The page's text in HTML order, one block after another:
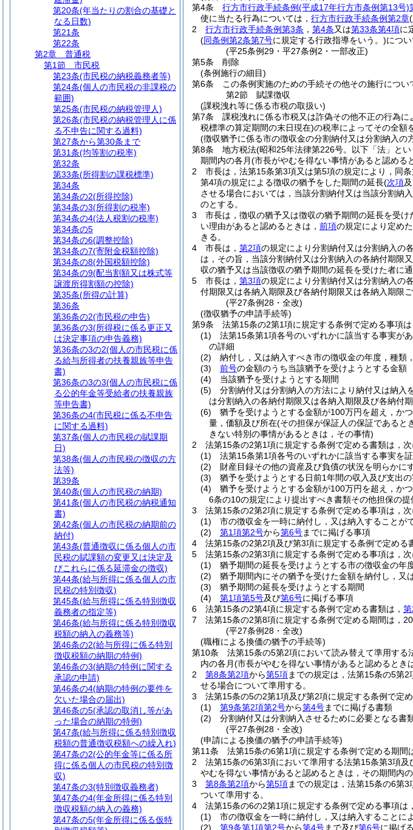
第4条
行方市行政手続条例(平成17年行方市条例第13号)
使に当たる行為については， 行方市行政手続条例第2章(
2
行方市行政手続条例第3条 ， 第4条又は第33条第4項に
(同条例第2条第7号に規定する行政指導をいう。)につい
(平25条例29・平27条例2・一部改正)
第5条
削除
(条例施行の細目)
第6条
この条例実施のための手続その他その施行につ
第2節
賦課徴収
(課税洩れ等に係る市税の取扱い)
第7条
課税洩れに係る市税又は詐偽その他不正の行為
税標準の算定期間の末日現在)の税率によってその全額
(徴収猶予に係る市の徴収金の分割納付又は分割納入の
第8条
地方税法(昭和25年法律第226号。以下「法」とい
期間内の各月(市長がやむを得ない事情があると認める
2
市長は，法第15条第3項又は第5項の規定により，同
第4項の規定による徴収の猶予をした期間の延長(次項
させる場合においては，当該分割納付又は当該分割納
のとする。
3
市長は，徴収の猶予又は徴収の猶予期間の延長を受
い理由があると認めるときは， 前項の規定により定め
きる。
4
市長は， 第2項の規定により分割納付又は分割納入の
は，その旨，当該分割納付又は分割納入の各納付期限
収の猶予又は当該徴収の猶予期間の延長を受けた者に
5
市長は， 第3項の規定により分割納付又は分割納入の
付期限又は各納入期限及び各納付期限又は各納入期限
(平27条例28・全改)
(徴収猶予の申請手続等)
第9条
法第15条の2第1項に規定する条例で定める事項は
(1)
法第15条第1項各号のいずれかに該当する事実が
の詳細
(2)
納付し，又は納入すべき市の徴収金の年度，種類
(3)
前号の金額のうち当該猶予を受けようとする金額
(4)
当該猶予を受けようとする期間
(5)
分割納付又は分割納入の方法により納付又は納入
は分割納入の各納付期限又は各納入期限及び各納付
(6)
猶予を受けようとする金額が100万円を超え，か
量，価額及び所在(その担保が保証人の保証であると
きない特別の事情があるときは，その事情)
2
法第15条の2第1項に規定する条例で定める書類は，次
(1)
法第15条第1項各号のいずれかに該当する事実を
(2)
財産目録その他の資産及び負債の状況を明らかに
(3)
猶予を受けようとする日前1年間の収入及び支出
(4)
猶予を受けようとする金額が100万円を超え，か
6条の10の規定により提出すべき書類その他担保の
3
法第15条の2第2項に規定する条例で定める事項は，次
(1)
市の徴収金を一時に納付し，又は納入することが
(2)
第1項第2号から第6号までに掲げる事項
4
法第15条の2第2項及び第3項に規定する条例で定める
5
法第15条の2第3項に規定する条例で定める事項は，次
(1)
猶予期間の延長を受けようとする市の徴収金の年
(2)
猶予期間内にその猶予を受けた金額を納付し，又
(3)
猶予期間の延長を受けようとする期間
(4)
第1項第5号及び第6号に掲げる事項
6
法第15条の2第4項に規定する条例で定める書類は，
7
法第15条の2第8項に規定する条例で定める期間は，20
(平27条例28・全改)
(職権による換価の猶予の手続等)
第10条
法第15条の5第2項において読み替えて準用す
内の各月(市長がやむを得ない事情があると認めるとき
2
第8条第2項から第5項までの規定は，法第15条の5第
せる場合について準用する。
3
法第15条の5の2第1項及び第2項に規定する条例で定
(1)
第9条第2項第2号から第4号までに掲げる書類
(2)
分割納付又は分割納入させるために必要となる書
(平27条例28・全改)
(申請による換価の猶予の申請手続等)
第11条
法第15条の6第1項に規定する条例で定める期間
2
法第15条の6第3項において準用する法第15条第3項
やむを得ない事情があると認めるときは，その期間内
3
第8条第2項から第5項までの規定は，法第15条の6第
ついて準用する。
4
法第15条の6の2第1項に規定する条例で定める事項は
(1)
市の徴収金を一時に納付し，又は納入することに
(2)
第9条第1項第2号から第4号まで及び第6号に掲げ
第20条(年当たりの割合の基礎と
なる日数)
第21条
第22条
第2章
普通税
第1節
市民税
第23条(市民税の納税義務者等)
第24条(個人の市民税の非課税の
範囲)
第25条(市民税の納税管理人)
第26条(市民税の納税管理人に係
る不申告に関する過料)
第27条から第30条まで
第31条(均等割の税率)
第32条
第33条(所得割の課税標準)
第34条
第34条の2(所得控除)
第34条の3(所得割の税率)
第34条の4(法人税割の税率)
第34条の5
第34条の6(調整控除)
第34条の7(寄附金税額控除)
第34条の8(外国税額控除)
第34条の9(配当割額又は株式等
譲渡所得割額の控除)
第35条(所得の計算)
第36条
第36条の2(市民税の申告)
第36条の3(所得税に係る更正又
は決定事項の申告義務)
第36条の3の2(個人の市民税に係
る給与所得者の扶養親族等申告
書)
第36条の3の3(個人の市民税に係
る公的年金等受給者の扶養親族
等申告書)
第36条の4(市民税に係る不申告
に関する過料)
第37条(個人の市民税の賦課期
日)
第38条(個人の市民税の徴収の方
法等)
第39条
第40条(個人の市民税の納期)
第41条(個人の市民税の納税通知
書)
第42条(個人の市民税の納期前の
納付)
第43条(普通徴収に係る個人の市
民税の賦課額の変更又は決定及
びこれらに係る延滞金の徴収)
第44条(給与所得に係る個人の市
民税の特別徴収)
第45条(給与所得に係る特別徴収
義務者の指定等)
第46条(給与所得に係る特別徴収
税額の納入の義務等)
第46条の2(給与所得に係る特別
徴収税額の納期の特例)
第46条の3(納期の特例に関する
承認の申請)
第46条の4(納期の特例の要件を
欠いた場合の届出)
第46条の5(承認の取消し等があ
った場合の納期の特例)
第47条(給与所得に係る特別徴収
税額の普通徴収税額への繰入れ)
第47条の2(公的年金等に係る所
得に係る個人の市民税の特別徴
収)
第47条の3(特別徴収義務者)
第47条の4(年金所得に係る特別
徴収税額の納入の義務)
第47条の5(年金所得に係る仮特